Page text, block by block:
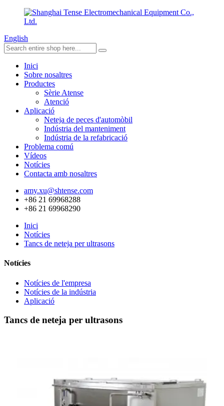
English
Inici
Sobre nosaltres
Productes
Sèrie Atense
Atenció
Aplicació
Neteja de peces d'automòbil
Indústria del manteniment
Indústria de la refabricació
Problema comú
Vídeos
Notícies
Contacta amb nosaltres
amy.xu@shtense.com
+86 21 69968288
+86 21 69968290
Inici
Notícies
Tancs de neteja per ultrasons
Notícies
Notícies de l'empresa
Notícies de la indústria
Aplicació
Tancs de neteja per ultrasons